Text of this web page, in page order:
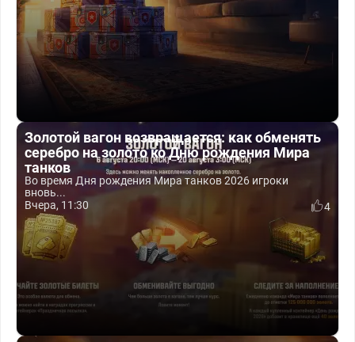
Золотой вагон возвращается: как обменять
серебро на золото ко Дню рождения Мира
танков
Во время Дня рождения Мира танков 2026 игроки
вновь...
Вчера, 11:30
4